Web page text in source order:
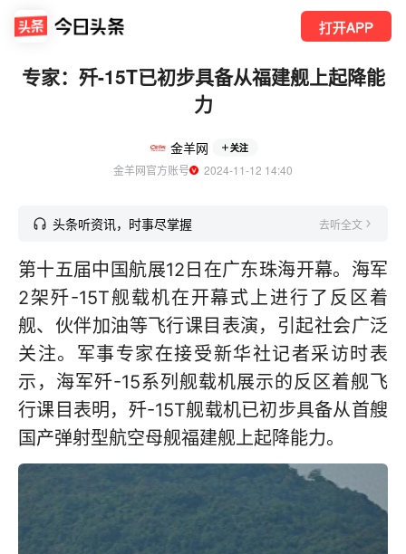
打开APP
专家：歼-15T已初步具备从福建舰上起降能
力
金羊网 关注
金羊网官方账号
  2024-11-12 14:40
头条听资讯，时事尽掌握 去听全文
第十五届中国航展12日在广东珠海开幕。海军
2架歼-15T舰载机在开幕式上进行了反区着
舰、伙伴加油等飞行课目表演，引起社会广泛
关注。军事专家在接受新华社记者采访时表
示，海军歼-15系列舰载机展示的反区着舰飞
行课目表明，歼-15T舰载机已初步具备从首艘
国产弹射型航空母舰福建舰上起降能力。